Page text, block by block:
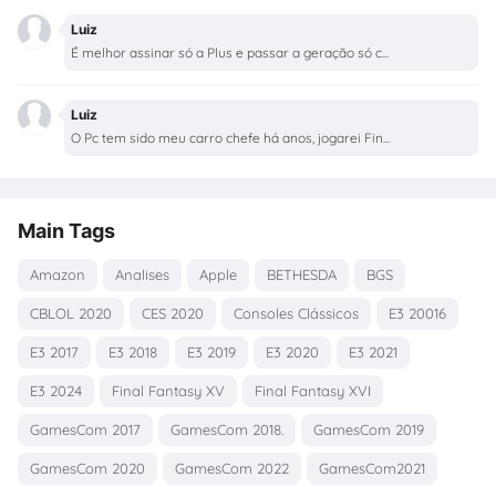
Luiz
É melhor assinar só a Plus e passar a geração só c...
Luiz
O Pc tem sido meu carro chefe há anos, jogarei Fin...
Main Tags
Amazon Analises Apple BETHESDA BGS
CBLOL 2020 CES 2020 Consoles Clássicos E3 20016
E3 2017 E3 2018 E3 2019 E3 2020 E3 2021
E3 2024 Final Fantasy XV Final Fantasy XVI
GamesCom 2017 GamesCom 2018. GamesCom 2019
GamesCom 2020 GamesCom 2022 GamesCom2021